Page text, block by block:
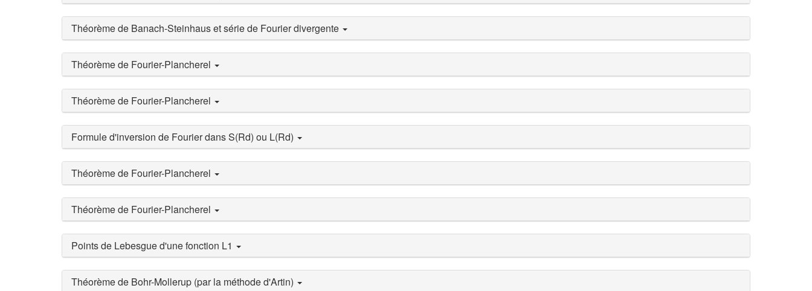
Théorème de Banach-Steinhaus et série de Fourier divergente
Théorème de Fourier-Plancherel
Théorème de Fourier-Plancherel
Formule d'inversion de Fourier dans S(Rd) ou L(Rd)
Théorème de Fourier-Plancherel
Théorème de Fourier-Plancherel
Points de Lebesgue d'une fonction L1
Théorème de Bohr-Mollerup (par la méthode d'Artin)